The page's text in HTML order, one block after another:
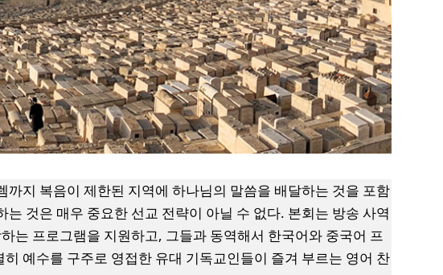
지 복음이 제한된 지역에 하나님의 말씀을 배달하는 것을 포함
것은 매우 중요한 선교 전략이 아닐 수 없다. 본회는 방송 사역
는 프로그램을 지원하고, 그들과 동역해서 한국어와 중국어 프
예수를 구주로 영접한 유대 기독교인들이 즐겨 부르는 영어 찬